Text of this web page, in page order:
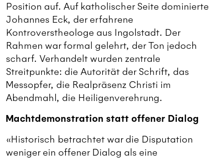
Position auf. Auf katholischer Seite dominierte
Johannes Eck, der erfahrene
Kontroverstheologe aus Ingolstadt. Der
Rahmen war formal gelehrt, der Ton jedoch
scharf. Verhandelt wurden zentrale
Streitpunkte: die Autorität der Schrift, das
Messopfer, die Realpräsenz Christi im
Abendmahl, die Heiligenverehrung.
Machtdemonstration statt offener Dialog
«Historisch betrachtet war die Disputation
weniger ein offener Dialog als eine